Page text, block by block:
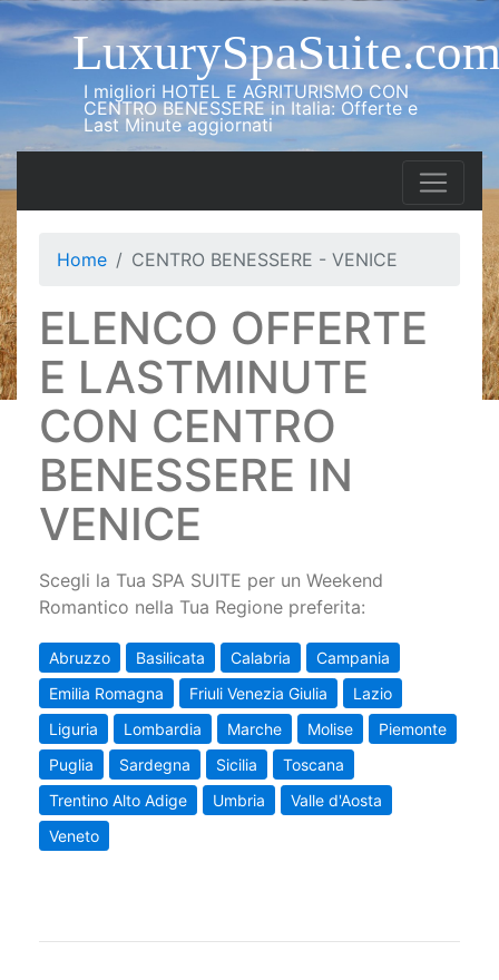
I migliori HOTEL E AGRITURISMO CON
CENTRO BENESSERE in Italia: Offerte e
Last Minute aggiornati
Home CENTRO BENESSERE - VENICE
ELENCO OFFERTE
E LASTMINUTE
CON CENTRO
BENESSERE IN
VENICE
Scegli la Tua SPA SUITE per un Weekend
Romantico nella Tua Regione preferita:
Abruzzo Basilicata Calabria
Campania
Emilia Romagna
Friuli Venezia Giulia
Lazio
Liguria
Lombardia Marche Molise
Piemonte
Puglia
Sardegna Sicilia
Toscana
Trentino Alto Adige
Umbria
Valle d'Aosta
Veneto